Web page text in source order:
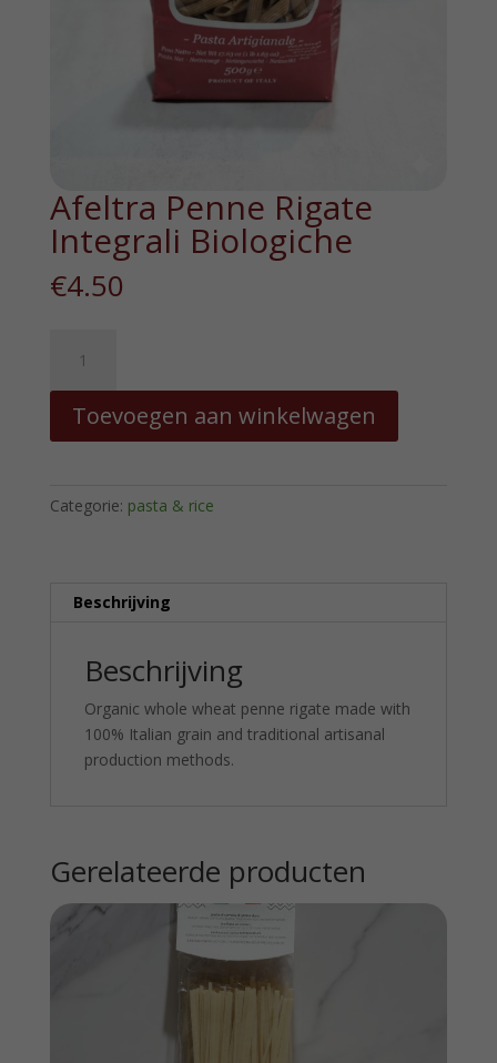
Afeltra Penne Rigate
Integrali Biologiche
€4.50
Penne
Rigate
Integrali
Biologiche
Toevoegen aan winkelwagen
Categorie: pasta & rice
Beschrijving
Beschrijving
Organic whole wheat penne rigate made with
100% Italian grain and traditional artisanal
production methods.
Gerelateerde producten